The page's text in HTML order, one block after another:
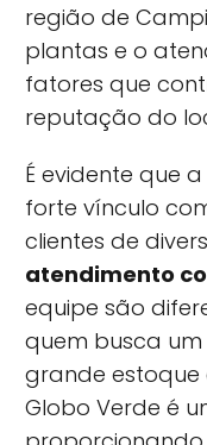
região de
plantas e o
fatores que
reputação do
É evidente que
forte vínculo
clientes de
atendimento
equipe são
quem busca
grande estoque
Globo Verde é